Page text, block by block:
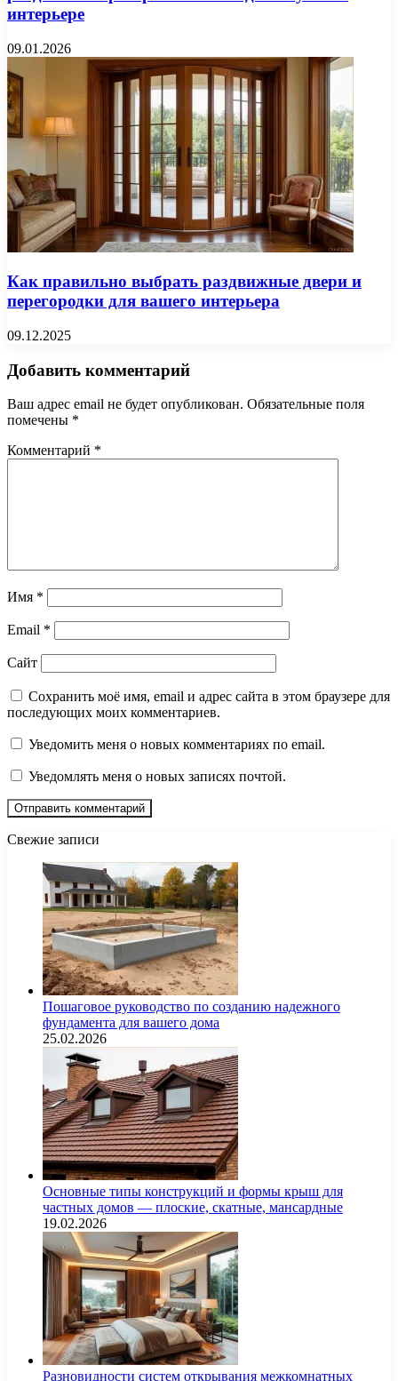
интерьере
09.01.2026
Как правильно выбрать раздвижные двери и
перегородки для вашего интерьера
09.12.2025
Добавить комментарий
Ваш адрес email не будет опубликован. Обязательные поля
помечены *
Комментарий *
Имя *
Email *
Сайт
Сохранить моё имя, email и адрес сайта в этом браузере для
последующих моих комментариев.
Уведомить меня о новых комментариях по email.
Уведомлять меня о новых записях почтой.
Свежие записи
Пошаговое руководство по созданию надежного
фундамента для вашего дома
25.02.2026
Основные типы конструкций и формы крыш для
частных домов — плоские, скатные, мансардные
19.02.2026
Разновидности систем открывания межкомнатных